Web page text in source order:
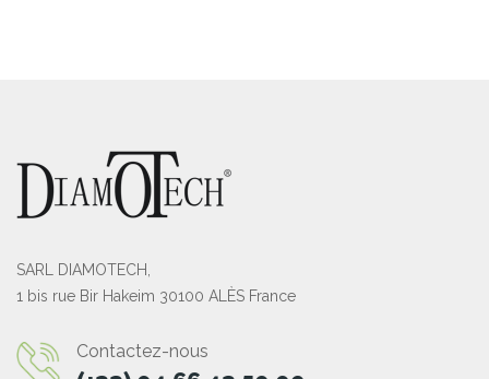
SARL DIAMOTECH,
1 bis rue Bir Hakeim 30100 ALÈS France
Contactez-nous